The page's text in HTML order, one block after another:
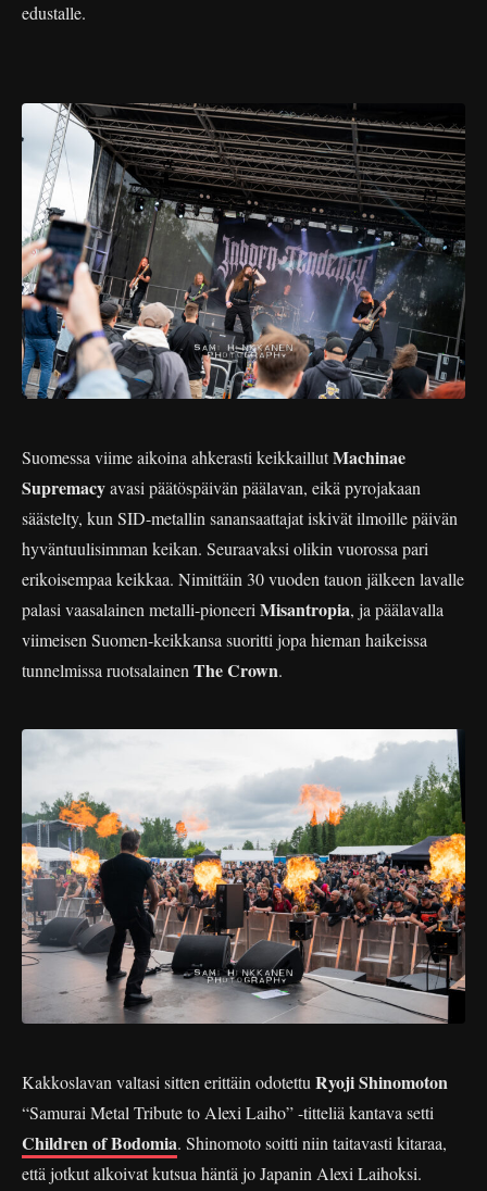
edustalle.
Suomessa viime aikoina ahkerasti keikkaillutMachinae
Supremacyavasi päätöspäivän päälavan, eikä pyrojakaan
säästelty, kun SID-metallin sanansaattajat iskivät ilmoille päivän
hyväntuulisimman keikan. Seuraavaksi olikin vuorossa pari
erikoisempaa keikkaa. Nimittäin 30 vuoden tauon jälkeen lavalle
palasi vaasalainen metalli-pioneeri Misantropia, ja päälavalla
viimeisen Suomen-keikkansa suoritti jopa hieman haikeissa
tunnelmissa ruotsalainen The Crown.
Kakkoslavan valtasi sitten erittäin odotettuRyoji Shinomoton
“Samurai Metal Tribute to Alexi Laiho” -titteliä kantava setti
Children of Bodomia. Shinomoto soitti niin taitavasti kitaraa,
että jotkut alkoivat kutsua häntä jo Japanin Alexi Laihoksi.